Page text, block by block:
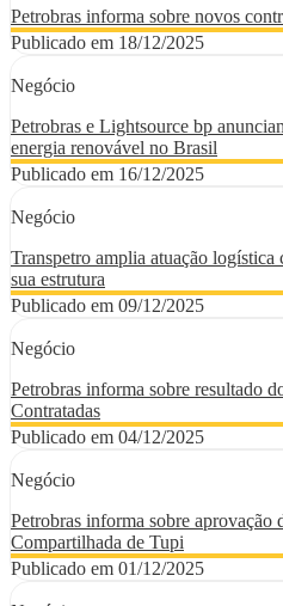
Petrobras informa sobre novos
Publicado em 18/12/2025
Negócio
Petrobras e Lightsource bp
energia renovável no Brasil
Publicado em 16/12/2025
Negócio
Transpetro amplia atuação
sua estrutura
Publicado em 09/12/2025
Negócio
Petrobras informa sobre resultado
Contratadas
Publicado em 04/12/2025
Negócio
Petrobras informa sobre aprovação
Compartilhada de Tupi
Publicado em 01/12/2025